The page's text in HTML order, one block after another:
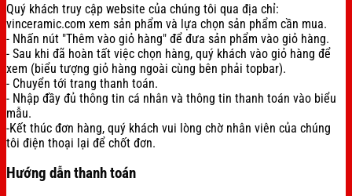
Quý khách truy cập website của chúng tôi qua địa chỉ:
vinceramic.com xem sản phẩm và lựa chọn sản phẩm cần mua.
- Nhấn nút "Thêm vào giỏ hàng" để đưa sản phẩm vào giỏ hàng.
- Sau khi đã hoàn tất việc chọn hàng, quý khách vào giỏ hàng để
xem (biểu tượng giỏ hàng ngoài cùng bên phải topbar).
- Chuyển tới trang thanh toán.
- Nhập đầy đủ thông tin cá nhân và thông tin thanh toán vào biểu
mẫu.
-Kết thúc đơn hàng, quý khách vui lòng chờ nhân viên của chúng
tôi điện thoại lại để chốt đơn.
Hướng dẫn thanh toán